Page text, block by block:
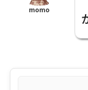
momo